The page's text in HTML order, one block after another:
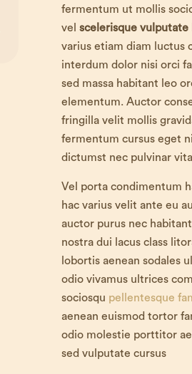
fermentum ut mollis
velscelerisque vulputate
varius etiam diam luctus
interdum dolor nisi orci
sed massa habitant leo
elementum. Auctor
fringilla velit mollis
fermentum cursus eget
dictumst nec pulvinar
Vel porta condimentum
hac varius velit ante eu
auctor purus nec
nostra dui lacus class
lobortis aenean sodales
odio vivamus ultrices
sociosqu pellentesque
aenean euismod tortor
odio molestie porttitor
sed vulputate cursus